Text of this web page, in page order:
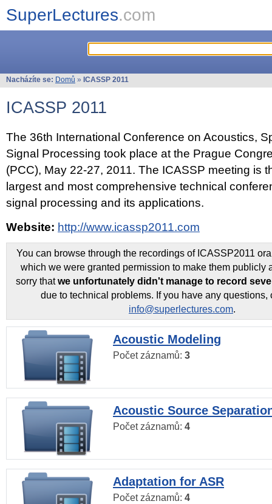
SuperLectures.com
Nacházíte se: Domů » ICASSP 2011
ICASSP 2011
The 36th International Conference on Acoustics,
Signal Processing took place at the Prague
(PCC), May 22-27, 2011. The ICASSP meeting is
largest and most comprehensive technical
signal processing and its applications.
Website: http://www.icassp2011.com
You can browse through the recordings of ICASSP2011
which we were granted permission to make them publicly
sorry thatwe unfortunately didn't manage to record
due to technical problems. If you have any questions,
info@superlectures.com.
Acoustic Modeling
Počet záznamů: 3
Acoustic Source
Počet záznamů: 4
Adaptation for ASR
Počet záznamů: 4